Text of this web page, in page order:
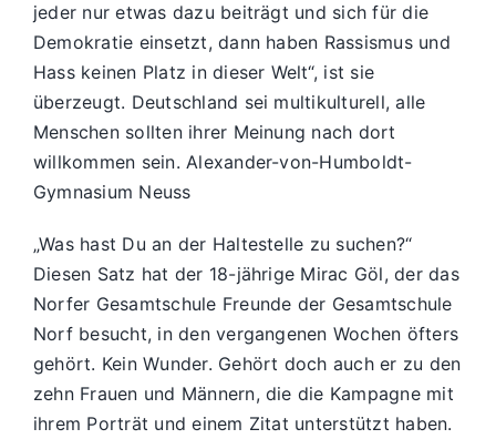
jeder nur etwas dazu beiträgt und sich für die
Demokratie einsetzt, dann haben Rassismus und
Hass keinen Platz in dieser Welt“, ist sie
überzeugt. Deutschland sei multikulturell, alle
Menschen sollten ihrer Meinung nach dort
willkommen sein. Alexander-von-Humboldt-
Gymnasium Neuss
„Was hast Du an der Haltestelle zu suchen?“
Diesen Satz hat der 18-jährige Mirac Göl, der das
Norfer Gesamtschule Freunde der Gesamtschule
Norf besucht, in den vergangenen Wochen öfters
gehört. Kein Wunder. Gehört doch auch er zu den
zehn Frauen und Männern, die die Kampagne mit
ihrem Porträt und einem Zitat unterstützt haben.